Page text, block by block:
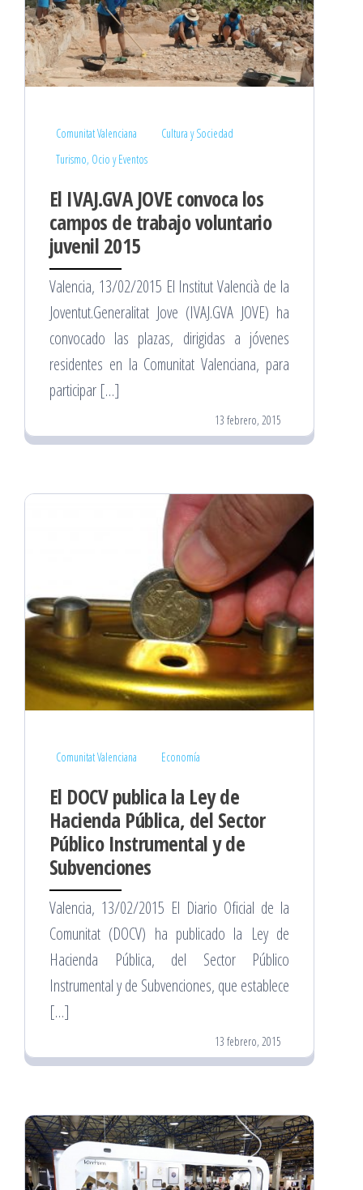
Comunitat Valenciana
Cultura y Sociedad
Turismo, Ocio y Eventos
El IVAJ.GVA JOVE convoca los
campos de trabajo voluntario
juvenil 2015
Valencia, 13/02/2015 El Institut Valencià de la
Joventut.Generalitat Jove (IVAJ.GVA JOVE) ha
convocado las plazas, dirigidas a jóvenes
residentes en la Comunitat Valenciana, para
participar […]
13 febrero, 2015
Comunitat Valenciana Economía
El DOCV publica la Ley de
Hacienda Pública, del Sector
Público Instrumental y de
Subvenciones
Valencia, 13/02/2015 El Diario Oficial de la
Comunitat (DOCV) ha publicado la Ley de
Hacienda Pública, del Sector Público
Instrumental y de Subvenciones, que establece
[…]
13 febrero, 2015